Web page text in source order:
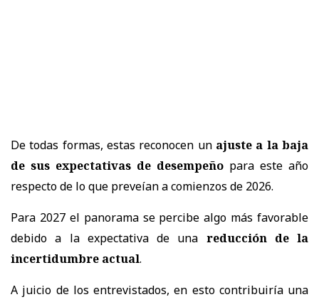
De todas formas, estas reconocen un ajuste a la baja
de sus expectativas de desempeño para este año
respecto de lo que preveían a comienzos de 2026.
Para 2027 el panorama se percibe algo más favorable
debido a la expectativa de una reducción de la
incertidumbre actual.
A juicio de los entrevistados, en esto contribuiría una